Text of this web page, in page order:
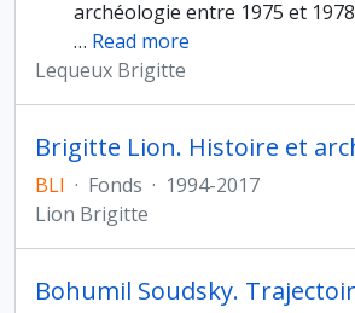
archéologie entre 1975 et 1978
… Read more
Lequeux Brigitte
BLI · Fonds · 1994-2017
Lion Brigitte